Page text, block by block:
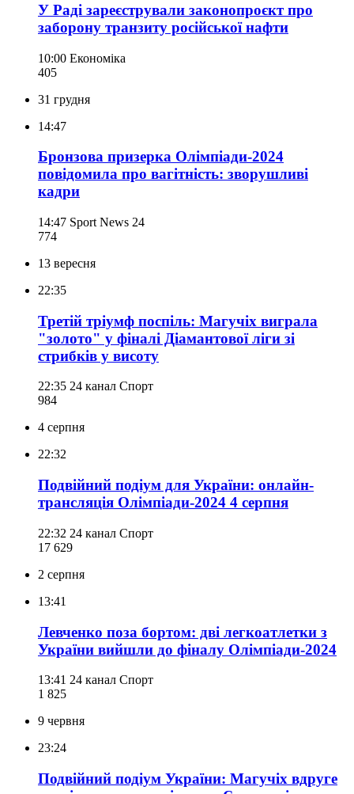
У Раді зареєстрували законопроєкт про
заборону транзиту російської нафти
10:00 Економіка
405
31 грудня
14:47
Бронзова призерка Олімпіади-2024
повідомила про вагітність: зворушливі
кадри
14:47 Sport News 24
774
13 вересня
22:35
Третій тріумф поспіль: Магучіх виграла
"золото" у фіналі Діамантової ліги зі
стрибків у висоту
22:35 24 канал Спорт
984
4 серпня
22:32
Подвійний подіум для України: онлайн-
трансляція Олімпіади-2024 4 серпня
22:32 24 канал Спорт
17 629
2 серпня
13:41
Левченко поза бортом: дві легкоатлетки з
України вийшли до фіналу Олімпіади-2024
13:41 24 канал Спорт
1 825
9 червня
23:24
Подвійний подіум України: Магучіх вдруге